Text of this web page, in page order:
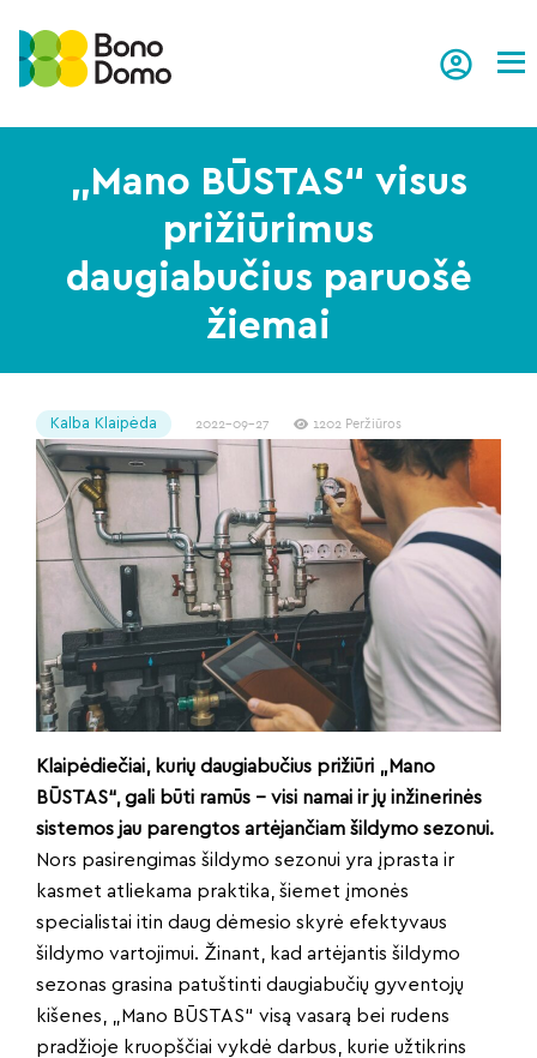
„Mano BŪSTAS“ visus
prižiūrimus
daugiabučius paruošė
žiemai
Kalba Klaipėda 2022-09-27 1202 Peržiūros
Klaipėdiečiai, kurių daugiabučius prižiūri „Mano
BŪSTAS“, gali būti ramūs – visi namai ir jų inžinerinės
sistemos jau parengtos artėjančiam šildymo sezonui.
Nors pasirengimas šildymo sezonui yra įprasta ir
kasmet atliekama praktika, šiemet įmonės
specialistai itin daug dėmesio skyrė efektyvaus
šildymo vartojimui. Žinant, kad artėjantis šildymo
sezonas grasina patuštinti daugiabučių gyventojų
kišenes, „Mano BŪSTAS“ visą vasarą bei rudens
pradžioje kruopščiai vykdė darbus, kurie užtikrins